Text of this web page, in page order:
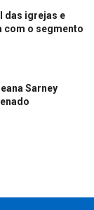
das igrejas e
com o segmento
Sarney